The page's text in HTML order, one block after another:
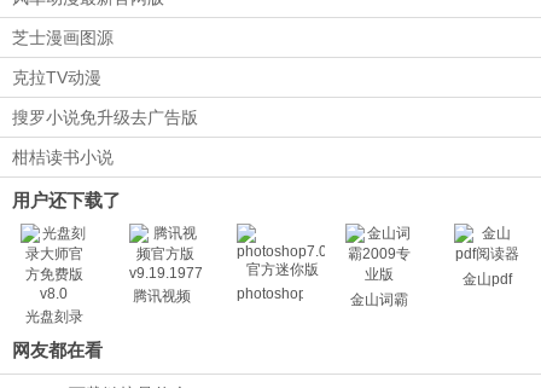
芝士漫画图源
克拉TV动漫
搜罗小说免升级去广告版
柑桔读书小说
用户还下载了
光盘刻录
大师
腾讯视频 photoshop7.0 金山词霸
金山pdf
网友都在看